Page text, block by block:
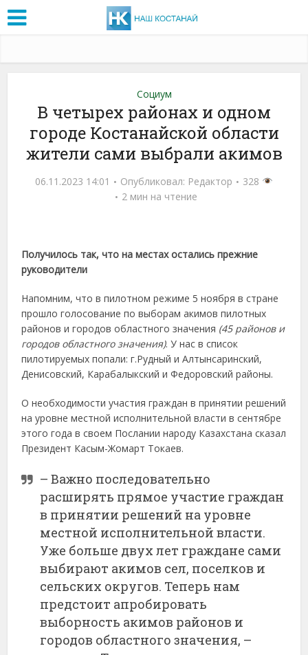
Социум
В четырех районах и одном
городе Костанайской области
жители сами выбрали акимов
06.11.2023 14:01 Опубликовал: Редактор
328
2 мин на чтение
Получилось так, что на местах остались прежние
руководители
Напомним, что в пилотном режиме 5 ноября в стране
прошло голосование по выборам акимов пилотных
районов и городов областного значения (45 районов и
городов областного значения). У нас в список
пилотируемых попали: г.Рудный и Алтынсаринский,
Денисовский, Карабалыкский и Федоровский районы.
О необходимости участия граждан в принятии решений
на уровне местной исполнительной власти в сентябре
этого года в своем Послании народу Казахстана сказал
Президент Касым-Жомарт Токаев.
– Важно последовательно
расширять прямое участие граждан
в принятии решений на уровне
местной исполнительной власти.
Уже больше двух лет граждане сами
выбирают акимов сел, поселков и
сельских округов. Теперь нам
предстоит апробировать
выборность акимов районов и
городов областного значения, –